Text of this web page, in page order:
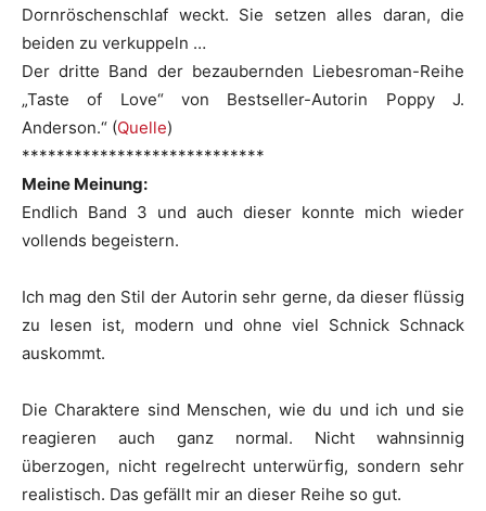
Dornröschenschlaf weckt. Sie setzen alles daran, die
beiden zu verkuppeln …
Der dritte Band der bezaubernden Liebesroman-Reihe
„Taste of Love“ von Bestseller-Autorin Poppy J.
Anderson.“ (Quelle)
****************************
Meine Meinung:
Endlich Band 3 und auch dieser konnte mich wieder
vollends begeistern.
Ich mag den Stil der Autorin sehr gerne, da dieser flüssig
zu lesen ist, modern und ohne viel Schnick Schnack
auskommt.
Die Charaktere sind Menschen, wie du und ich und sie
reagieren auch ganz normal. Nicht wahnsinnig
überzogen, nicht regelrecht unterwürfig, sondern sehr
realistisch. Das gefällt mir an dieser Reihe so gut.